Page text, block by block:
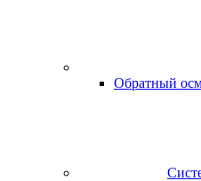
Обратный